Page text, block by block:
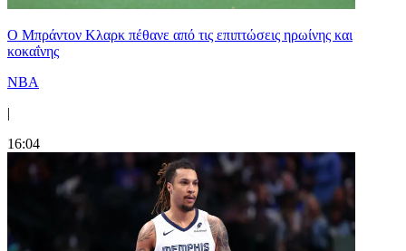
Ο Μπράντον Κλαρκ πέθανε από τις επιπτώσεις ηρωίνης και
κοκαΐνης
NBA
|
16:04